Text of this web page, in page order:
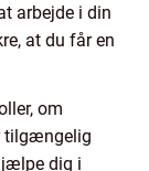
arbejde i din
at du får en
om
tilgængelig
dig i